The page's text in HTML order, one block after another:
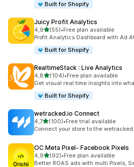
Built for Shopify
Juicy Profit Analytics
4,9de 5 estrelas
(55)
55 total de avaliações
•Free plan available
Profit Analytics Dashboard with Ad
Built for Shopify
RealtimeStack : Live Analytics
4,8de 5 estrelas
(104)
104 total de avaliações
•Free plan available
Get visual real time insights into
Built for Shopify
wetracked.io Connect
4,7de 5 estrelas
(100)
100 total de avaliações
•Free trial available
Connect your store to the
OC Meta Pixel‑ Facebook Pixels
4,9de 5 estrelas
(92)
92 total de avaliações
•Free plan available
Better ROAS ads with multi Pixels,